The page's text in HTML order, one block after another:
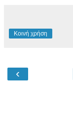
Κοινή χρήση
‹